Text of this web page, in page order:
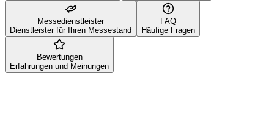
Messedienstleister
Dienstleister für Ihren Messestand
FAQ
Häufige Fragen
Bewertungen
Erfahrungen und Meinungen